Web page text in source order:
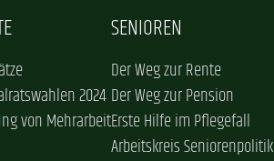
2024
von Mehrarbeit
SENIOREN
Der Weg zur Rente
Der Weg zur Pension
Erste Hilfe im Pflegefall
Arbeitskreis Seniorenpolitik